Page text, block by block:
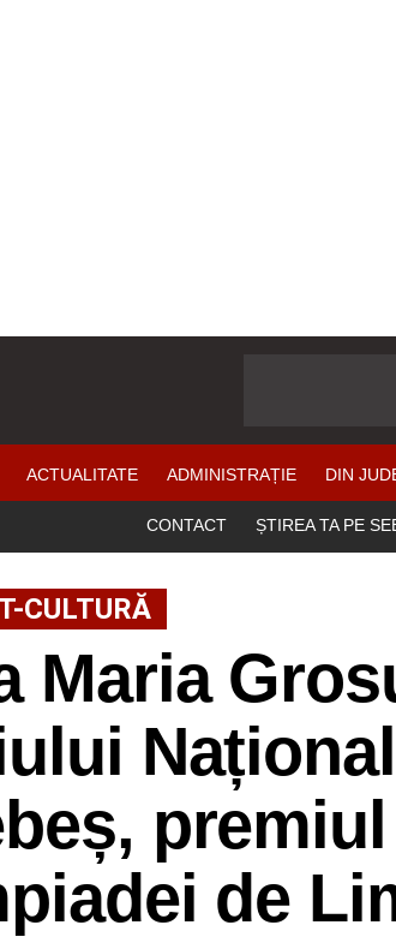
ACTUALITATE ADMINISTRAȚIE DIN
CONTACT ȘTIREA TA PE
CULTURĂ
Maria
de